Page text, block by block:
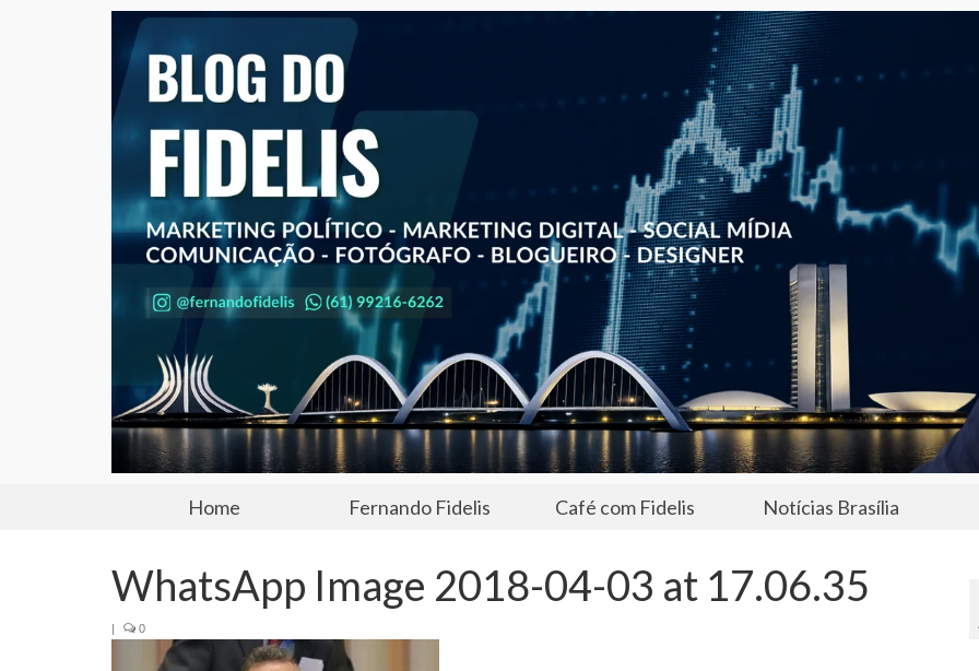
Home Fernando Fidelis Café com Fidelis Notícias Brasília
WhatsApp Image 2018-04-03 at 17.06.35
| 0